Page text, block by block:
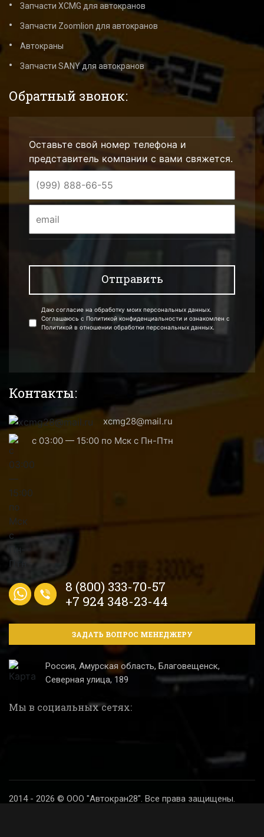
Запчасти XCMG для автокранов
Запчасти Zoomlion для автокранов
Автокраны
Запчасти SANY для автокранов
Обратный звонок:
Оставьте свой номер телефона и
представитель компании с вами свяжется.
Даю согласие на обработку моих персональных данных.
Соглашаюсь с Политикой конфиденциальности и ознакомлен с
Политикой в отношении обработки персональных данных.
Контакты:
xcmg28@mail.ru
с 03:00 — 15:00 по Мск с Пн-Птн
8 (800) 333-70-57
+7 924 348-23-44
ЗАДАТЬ ВОПРОС МЕНЕДЖЕРУ
Россия, Амурская область, Благовещенск,
Северная улица, 189
Мы в социальных сетях:
2014 - 2026 © ООО "Автокран28". Все права защищены.